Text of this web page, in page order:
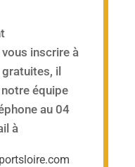
inscrire à
gratuites, il
équipe
au 04
à